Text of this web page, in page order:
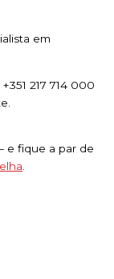
em
217 714 000
e fique a par de
.